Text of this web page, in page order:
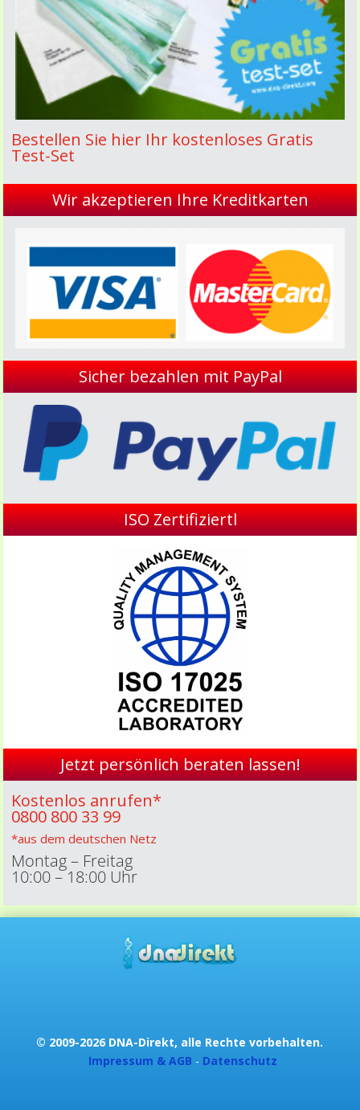
Bestellen Sie hier Ihr kostenloses Gratis
Test-Set
Wir akzeptieren Ihre Kreditkarten
Sicher bezahlen mit PayPal
ISO Zertifiziertl
Jetzt persönlich beraten lassen!
Kostenlos anrufen*
0800 800 33 99
*aus dem deutschen Netz
Montag – Freitag
10:00 – 18:00 Uhr
© 2009-2026 DNA-Direkt, alle Rechte vorbehalten.
Impressum & AGB - Datenschutz